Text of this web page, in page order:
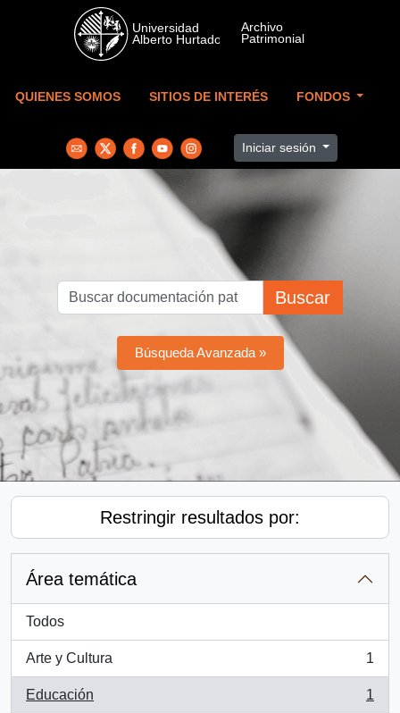
Skip to main content
QUIENES SOMOS SITIOS DE INTERÉS FONDOS
Iniciar sesión
Buscar
Búsqueda Avanzada »
Restringir resultados por:
Área temática
Todos
Arte y Cultura
, 1 resultados
1
Educación
, 1 resultados
1